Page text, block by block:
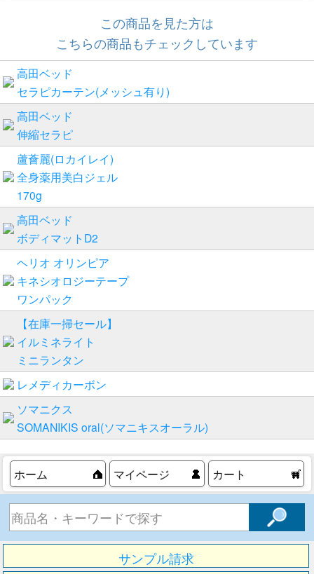
この商品を見た方は
こちらの商品もチェックしています
高田ベッド
セラピカーテン(メッシュ有り)
高田ベッド
伸縮セラピ
蘆薈麗(ロカイレイ)
全身薬用美白ジェル
170g
高田ベッド
ボディマットD2
ヘリオ オリンピア
キネシオロジーテープ
ワンパック
【在庫一掃セール】
イルミネライト
ミニランタン
レメディカーボン
ソマニクス
SOMANIKIS oral(ソマニキスオーラル)
ホーム マイページ カート
サンプル請求